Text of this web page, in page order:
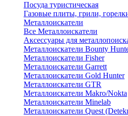
Посуда туристическая
Газовые плиты, грили,
Металлоискатели
Все Металлоискатели
Аксессуары для
Металлоискатели Bounty
Металлоискатели Fisher
Металлоискатели Garrett
Металлоискатели Gold Hunter
Металлоискатели GTR
Металлоискатели Makro/Nokta
Металлоискатели Minelab
Металлоискатели Quest